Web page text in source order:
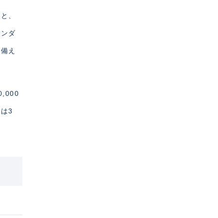
、
ダ
え
3